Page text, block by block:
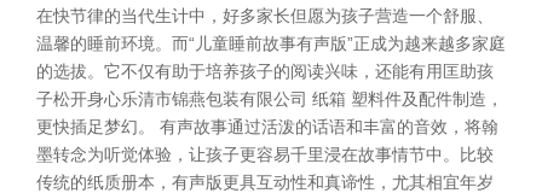
在快节律的当代生计中，好多家长但愿为孩子营造一个舒服、
温馨的睡前环境。而“儿童睡前故事有声版”正成为越来越多家庭
的选拔。它不仅有助于培养孩子的阅读兴味，还能有用匡助孩
子松开身心乐清市锦燕包装有限公司 纸箱 塑料件及配件制造，
更快插足梦幻。 有声故事通过活泼的话语和丰富的音效，将翰
墨转念为听觉体验，让孩子更容易千里浸在故事情节中。比较
传统的纸质册本，有声版更具互动性和真谛性，尤其相宜年岁